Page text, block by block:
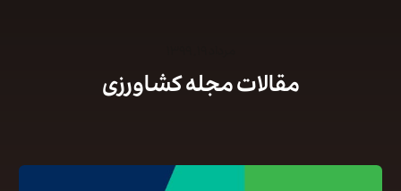
مقالات مجله کشاورزی